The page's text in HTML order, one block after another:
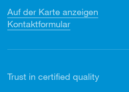
Auf der Karte anzeigen
Kontaktformular
Trust in certified quality